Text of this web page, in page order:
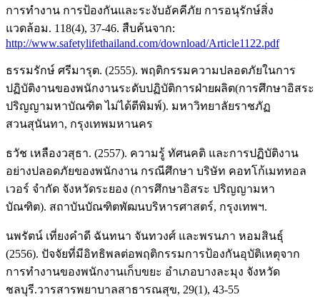
การทำงาน การป้องกันและระงับอัคคีภัย การอนุรักษ์สิ่ง
แวดล้อม. 118(4), 37-46. สืบค้นจาก:
http://www.safetylifethailand.com/download/Article1122.pdf
ธรรมรักษ์ ศรีมารุต. (2555). พฤติกรรมความปลอดภัยในการ
ปฏิบัติงานของพนักงานระดับปฏิบัติการฝ่ายผลิต(การศึกษาอิสระ
ปริญญามหาบัณฑิต ไม่ได้ตีพิมพ์). มหาวิทยาลัยราชภัฏ
สวนสุนันทา, กรุงเทพมหานคร
ธวัช เหลืองวสุธา. (2557). ความรู้ ทัศนคติ และการปฏิบัติงาน
อย่างปลอดภัยของพนักงาน กรณีศึกษา บริษัท คอทโก้เมททอล
เวอร์ จำกัด จังหวัดระยอง (การศึกษาอิสระ ปริญญามหา
บัณฑิต). สถาบันบัณฑิตพัฒนบริหารศาสตร์, กรุงเทพฯ.
นพรัตน์ เที่ยงคำดี ฉันทนา จันทวงศ์ และพรนภา หอมสินธุ์
(2556). ปัจจัยที่มีอิทธิพลต่อพฤติกรรมการป้องกันอุบัติเหตุจาก
การทำงานของพนักงานเก็บขยะ อำเภอบางละมุง จังหวัด
ชลบุรี.วารสารพยาบาลสาธารณสุข, 29(1), 43-55